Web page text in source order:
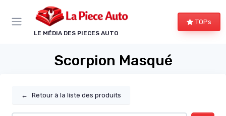
LE MÉDIA DES PIECES AUTO
TOPs
Scorpion Masqué
← Retour à la liste des produits
Panneau de gestion des cookies